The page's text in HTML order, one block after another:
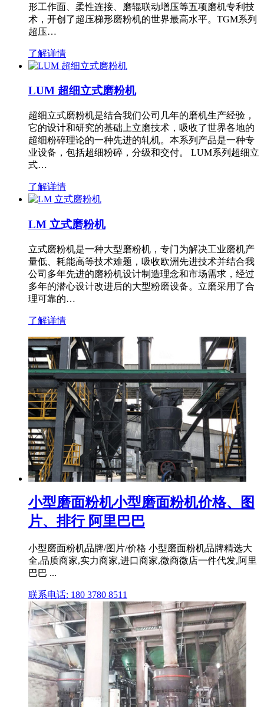
形工作面、柔性连接、磨辊联动增压等五项磨机专利技
术，开创了超压梯形磨粉机的世界最高水平。TGM系列
超压…
了解详情
LUM 超细立式磨粉机
超细立式磨粉机是结合我们公司几年的磨机生产经验，
它的设计和研究的基础上立磨技术，吸收了世界各地的
超细粉碎理论的一种先进的轧机。本系列产品是一种专
业设备，包括超细粉碎，分级和交付。 LUM系列超细立
式…
了解详情
LM 立式磨粉机
立式磨粉机是一种大型磨粉机，专门为解决工业磨机产
量低、耗能高等技术难题，吸收欧洲先进技术并结合我
公司多年先进的磨粉机设计制造理念和市场需求，经过
多年的潜心设计改进后的大型粉磨设备。立磨采用了合
理可靠的…
了解详情
小型磨面粉机小型磨面粉机价格、图
片、排行 阿里巴巴
小型磨面粉机品牌/图片/价格 小型磨面粉机品牌精选大
全,品质商家,实力商家,进口商家,微商微店一件代发,阿里
巴巴 ...
联系电话: 180 3780 8511